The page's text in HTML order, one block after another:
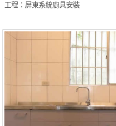
工程：屏東系統廚具安裝